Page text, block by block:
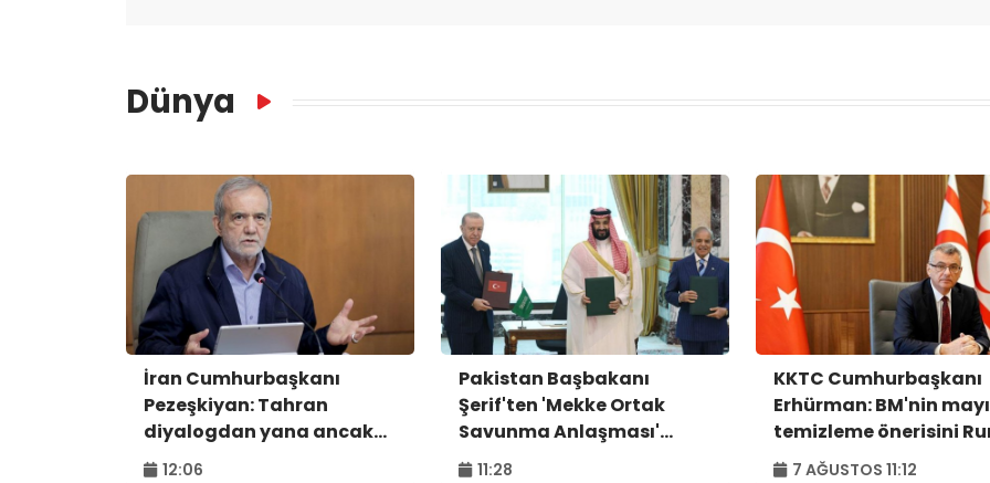
Dünya
İran Cumhurbaşkanı
Pezeşkiyan: Tahran
diyalogdan yana ancak
teslime zorlanamaz
12:06
Pakistan Başbakanı
Şerif'ten 'Mekke Ortak
Savunma Anlaşması'
mesajı
11:28
KKTC Cumhurbaşkanı
Erhürman: BM'nin
temizleme önerisini
tarafı reddetti
7 AĞUSTOS 11:12